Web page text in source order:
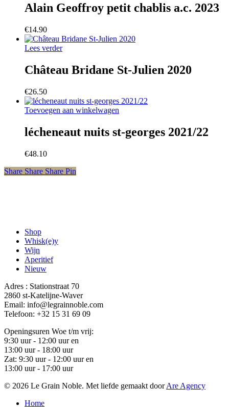
Alain Geoffroy petit chablis a.c. 2023
€14.90
Lees verder
Château Bridane St-Julien 2020
€26.50
Toevoegen aan winkelwagen
lécheneaut nuits st-georges 2021/22
€48.10
Share
Share Share Share Pin
Shop
Whisk(e)y
Wijn
Aperitief
Nieuw
Adres : Stationstraat 70
2860 st-Katelijne-Waver
Email: info@legrainnoble.com
Telefoon: +32 15 31 69 09
Openingsuren Woe t/m vrij:
9:30 uur - 12:00 uur en
13:00 uur - 18:00 uur
Zat: 9:30 uur - 12:00 uur en
13:00 uur - 17:00 uur
© 2026 Le Grain Noble. Met liefde gemaakt doorAre Agency
Close
Home